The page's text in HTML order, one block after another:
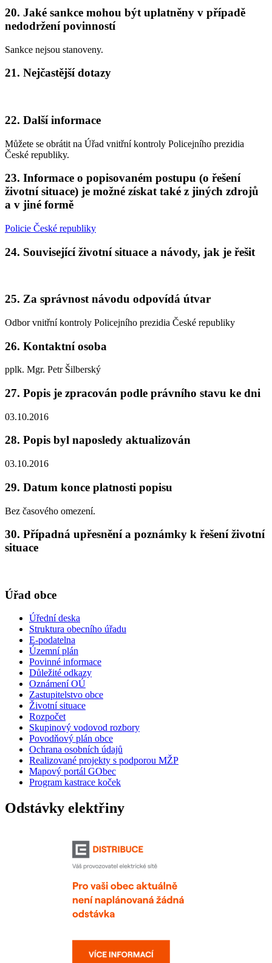
20. Jaké sankce mohou být uplatněny v případě
nedodržení povinností
Sankce nejsou stanoveny.
21. Nejčastější dotazy
22. Další informace
Můžete se obrátit na Úřad vnitřní kontroly Policejního prezidia
České republiky.
23. Informace o popisovaném postupu (o řešení
životní situace) je možné získat také z jiných zdrojů
a v jiné formě
Policie České republiky
24. Související životní situace a návody, jak je řešit
25. Za správnost návodu odpovídá útvar
Odbor vnitřní kontroly Policejního prezidia České republiky
26. Kontaktní osoba
pplk. Mgr. Petr Šilberský
27. Popis je zpracován podle právního stavu ke dni
03.10.2016
28. Popis byl naposledy aktualizován
03.10.2016
29. Datum konce platnosti popisu
Bez časového omezení.
30. Případná upřesnění a poznámky k řešení životní
situace
Úřad obce
Úřední deska
Struktura obecního úřadu
E-podatelna
Územní plán
Povinné informace
Důležité odkazy
Oznámení OÚ
Zastupitelstvo obce
Životní situace
Rozpočet
Skupinový vodovod rozbory
Povodňový plán obce
Ochrana osobních údajů
Realizované projekty s podporou MŽP
Mapový portál GObec
Program kastrace koček
Odstávky elektřiny